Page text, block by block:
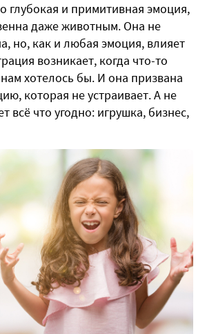
глубокая и примитивная эмоция,
даже животным. Она не
но, как и любая эмоция, влияет
возникает, когда что-то
хотелось бы. И она призвана
которая не устраивает. А не
всё что угодно: игрушка, бизнес,